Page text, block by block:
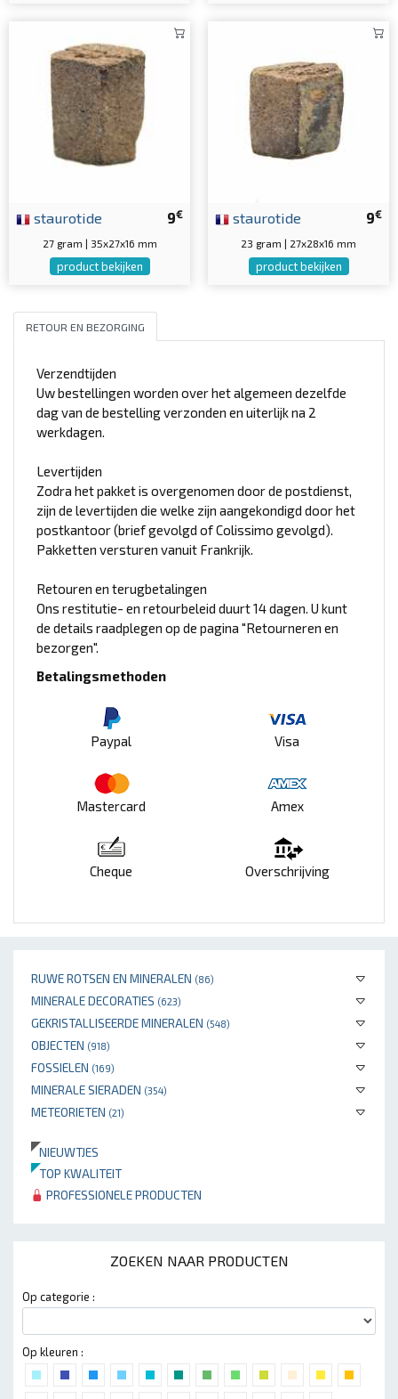
RUWE ROTSEN EN MINERALEN (86)
MINERALE DECORATIES (623)
GEKRISTALLISEERDE MINERALEN (548)
OBJECTEN (918)
FOSSIELEN (169)
MINERALE SIERADEN (354)
METEORIETEN (21)
NIEUWTJES
TOP KWALITEIT
PROFESSIONELE PRODUCTEN
ZOEKEN NAAR PRODUCTEN
Op categorie :
Op kleuren :
9€
staurotide
27 gram | 35x27x16 mm
product bekijken
9€
staurotide
23 gram | 27x28x16 mm
product bekijken
RETOUR EN BEZORGING
Verzendtijden
Uw bestellingen worden over het algemeen dezelfde
dag van de bestelling verzonden en uiterlijk na 2
werkdagen.
Levertijden
Zodra het pakket is overgenomen door de postdienst,
zijn de levertijden die welke zijn aangekondigd door het
postkantoor (brief gevolgd of Colissimo gevolgd).
Pakketten versturen vanuit Frankrijk.
Retouren en terugbetalingen
Ons restitutie- en retourbeleid duurt 14 dagen. U kunt
de details raadplegen op de pagina "Retourneren en
bezorgen".
Betalingsmethoden
Paypal Visa
Mastercard Amex
Cheque Overschrijving